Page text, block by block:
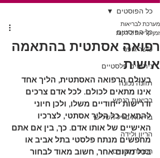
כל הפוסטים
כושר גופני
ניתוחים פלסטיים
תזונה נכונה
בריאות הנפש
בריאות בגיל השלישי
הריון ולידה
רפואת שיניים
כל הפוסטים
רפואה אסתטית בהתאמה
אישית
מערכת לבריאות
זמן קריאה 2 דקות
בעולם הרפואה האסתטית, הליך אחד
אינו מתאים לכולם. לכל אדם צרכים
ודרישות ייחודיים משלו, ולכן חיוני
להתאים כל הליך אסתטי, לצרכיו
האישיים של אותו אדם. כך, בין אם אתם
מחפשים מנתח פלסטי בתל אביב או
בכל מקום אחר, חשוב מאוד לבחור